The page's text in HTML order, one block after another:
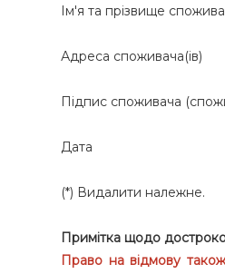
Ім'я та прізвище
Адреса споживача(ів)
Підпис споживача
Дата
(*) Видалити належне.
Примітка щодо
Право на відмову